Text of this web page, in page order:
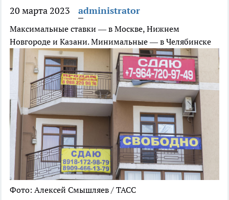
20 марта 2023 administrator
Максимальные ставки — в Москве, Нижнем
Новгороде и Казани. Минимальные — в Челябинске
Фото: Алексей Смышляев / ТАСС